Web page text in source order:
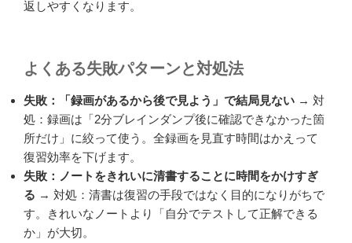
返しやすくなります。
よくある失敗パターンと対処法
失敗：「録画があるから後で見よう」で結局見ない → 対
処：録画は「2分ブレインダンプ後に確認できなかった箇
所だけ」に絞って使う。全録画を見直す時間はかえって
復習効率を下げます。
失敗：ノートをきれいに清書することに時間をかけすぎ
る → 対処：清書は復習の手段ではなく目的になりがちで
す。きれいなノートより「自分でテストして正解できる
か」が大切。